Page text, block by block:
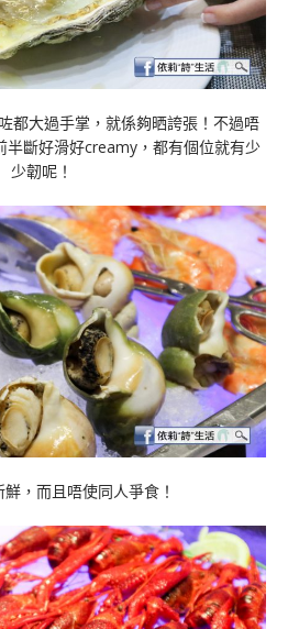
都大過手掌，就係夠晒誇張！不過唔
半斷好滑好creamy，都有個位就有少
少韌呢！
，而且唔使同人爭食！